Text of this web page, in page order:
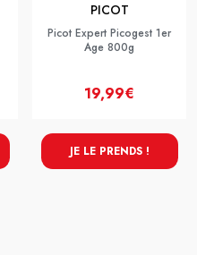
PICOT
Picot Expert Picogest 1er
Age 800g
19,99€
JE LE PRENDS !